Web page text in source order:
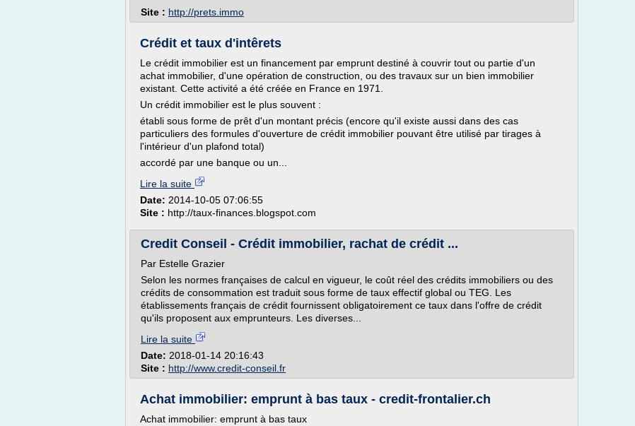
Site : http://prets.immo
Crédit et taux d'intêrets
Le crédit immobilier est un financement par emprunt destiné à couvrir tout ou partie d'un
achat immobilier, d'une opération de construction, ou des travaux sur un bien immobilier
existant. Cette activité a été créée en France en 1971.
Un crédit immobilier est le plus souvent :
établi sous forme de prêt d'un montant précis (encore qu'il existe aussi dans des cas
particuliers des formules d'ouverture de crédit immobilier pouvant être utilisé par tirages à
l'intérieur d'un plafond total)
accordé par une banque ou un...
Lire la suite
Date: 2014-10-05 07:06:55
Site : http://taux-finances.blogspot.com
Credit Conseil - Crédit immobilier, rachat de crédit ...
Par Estelle Grazier
Selon les normes françaises de calcul en vigueur, le coût réel des crédits immobiliers ou des
crédits de consommation est traduit sous forme de taux effectif global ou TEG. Les
établissements français de crédit fournissent obligatoirement ce taux dans l'offre de crédit
qu'ils proposent aux emprunteurs. Les diverses...
Lire la suite
Date: 2018-01-14 20:16:43
Site : http://www.credit-conseil.fr
Achat immobilier: emprunt à bas taux - credit-frontalier.ch
Achat immobilier: emprunt à bas taux